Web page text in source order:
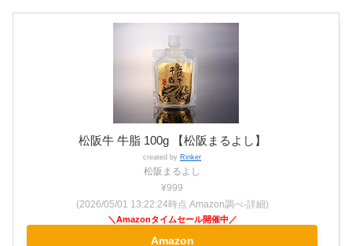
松阪牛 牛脂 100g 【松阪まるよし】
created by Rinker
松阪まるよし
¥999
(2026/05/01 13:22:24時点 Amazon調べ-詳細)
Amazon